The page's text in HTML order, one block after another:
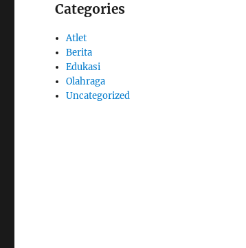
Categories
Atlet
Berita
Edukasi
Olahraga
Uncategorized